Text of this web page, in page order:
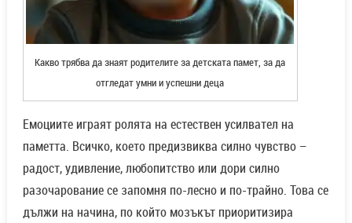
Какво трябва да знаят родителите за детската памет, за да
отгледат умни и успешни деца
Емоциите играят ролята на естествен усилвател на
паметта. Всичко, което предизвиква силно чувство –
радост, удивление, любопитство или дори силно
разочарование се запомня по-лесно и по-трайно. Това се
дължи на начина, по който мозъкът приоритизира